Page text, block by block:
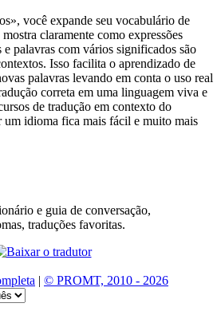
você expande seu vocabulário de
claramente como expressões
palavras com vários significados são
Isso facilita o aprendizado de
palavras levando em conta o uso real
correta em uma linguagem viva e
de tradução em contexto do
idioma fica mais fácil e muito mais
e guia de conversação,
traduções favoritas.
| © PROMT, 2010 - 2026